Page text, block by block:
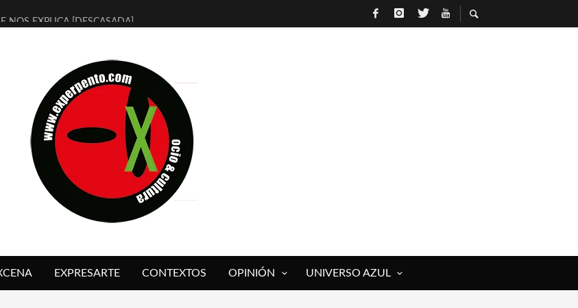
NOS EXPLICA [DESCASADA]
DE JAVIER CALVO Y JAVIER AMBROSSI
LLEGAN CORRIENDO A ARANDA (SONORAMA Y COSQUÍN ROCK)
NOS PRESENTA [LAS PALMERAS] (NOVELA DE VAMPIROS VIVOS Y MUERTOS)
DE RODRIGO SOROGOYEN
A IVÁN HUMANES POR [EL LIBRO ROJO]
ARRABAL, ARRABEAUX
EXPRESARTE CONTEXTOS OPINIÓN UNIVERSO AZUL